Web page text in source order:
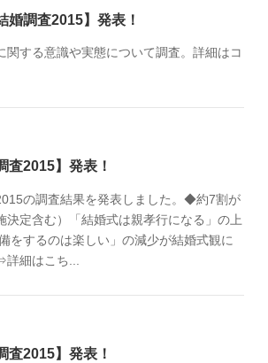
婚調査2015】発表！
関する意識や実態について調査。詳細はコ
査2015】発表！
の調査結果を発表しました。◆約7割が
決定含む）「結婚式は親孝行になる」の上
をするのは楽しい」の減少が結婚式観に
細はこち...
査2015】発表！